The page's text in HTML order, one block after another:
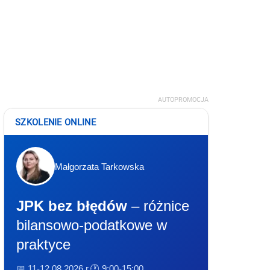
AUTOPROMOCJA
SZKOLENIE ONLINE
Małgorzata Tarkowska
JPK bez błędów – różnice
bilansowo-podatkowe w
praktyce